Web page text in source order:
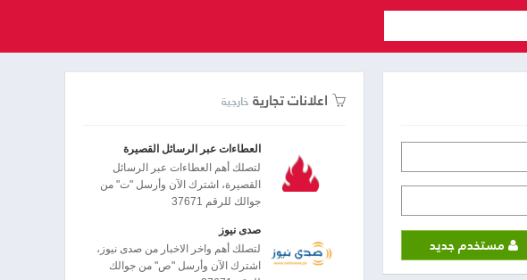
اعلانات تجارية خارجية
العطاءات عبر الرسائل القصيرة
لتصلك أهم العطاءات عبر الرسائل
القصيرة، اشترك الآن وأرسل "ت" من
جوالك للرقم 37671
صدى نيوز
لتصلك أهم واخر الاخبار من صدى نيوز،
اشترك الآن وأرسل "ص" من جوالك
مستخدم جديد